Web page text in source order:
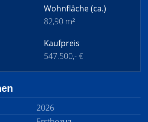
Wohnfläche(ca.)
82,90 m²
Kaufpreis
547.500,- €
2026